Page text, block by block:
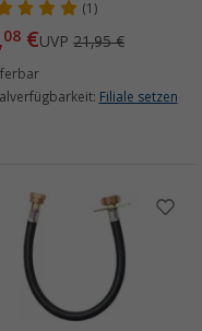
(1)
08 €UVP 21,95 €
Filiale setzen